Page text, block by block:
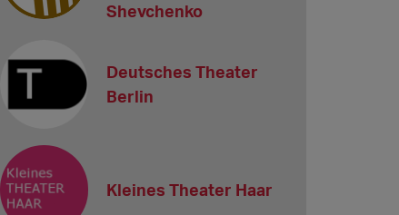
Shevchenko
Deutsches Theater
Berlin
Kleines Theater Haar